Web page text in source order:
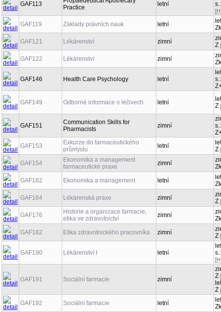
GAF113
Practice
letní
GAF119 Základy právních nauk letní
GAF121
Lékárenství zimní
Z
GAF122 Lékárenství zimní
GAF146 Health Care Psychology letní
GAF149 Odborné informace o léčivech letní
Z
GAF151
Communication Skills for
Pharmacists
zimní
GAF153
Exkurze do farmaceutického
průmyslu
letní
Z
GAF154
Ekonomika a management
farmaceutické praxe
zimní
GAF162
Ekonomika a management letní
GAF164
Lékárenská praxe zimní
Z
GAF176
Historie a organizace farmacie,
etika ve zdravotnictví
zimní
GAF182
Etika zdravotnického pracovníka zimní
Z
GAF190 Lékárenství I letní
GAF191 Sociální farmacie zimní
Z
Z
GAF192 Sociální farmacie letní